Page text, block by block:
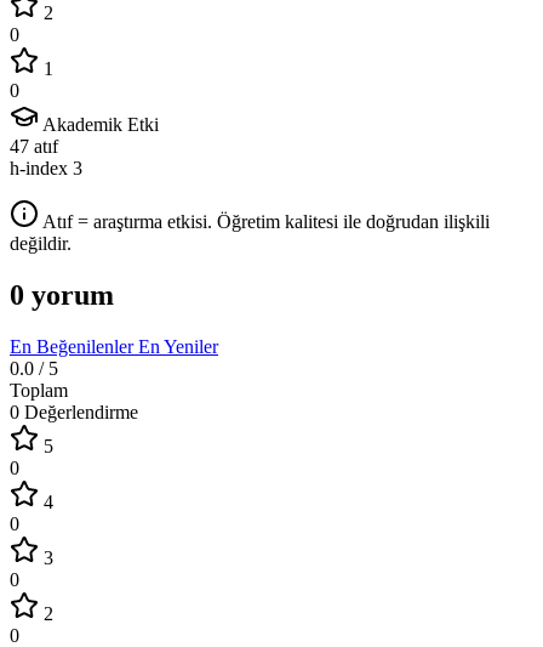
2
0
1
0
Akademik Etki
47 atıf
h-index 3
Atıf = araştırma etkisi. Öğretim kalitesi ile doğrudan ilişkili
değildir.
0 yorum
En BeğenilenlerEn Yeniler
0.0 / 5
Toplam
0 Değerlendirme
5
0
4
0
3
0
2
0